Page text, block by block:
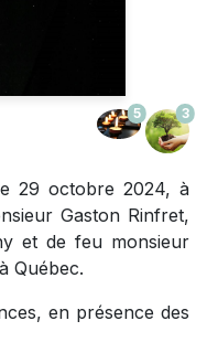
5 3
29 octobre 2024, à
Gaston Rinfret,
et de feu monsieur
Québec.
en présence des